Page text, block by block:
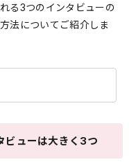
る3つのインタビューの
法についてご紹介しま
ビューは大きく3つ